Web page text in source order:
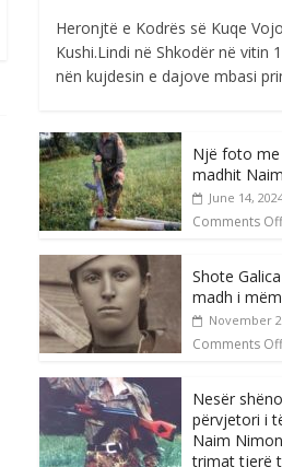
Heronjtë e Kodrës së Kuqe Vojo
Kushi.Lindi në Shkodër në vitin
nën kujdesin e dajove mbasi
Një foto me
madhit
June 14,
Comments Off
Shote
madh i
November
Comments Off
Nesër
përvjetori i
Naim
trimat tjerë